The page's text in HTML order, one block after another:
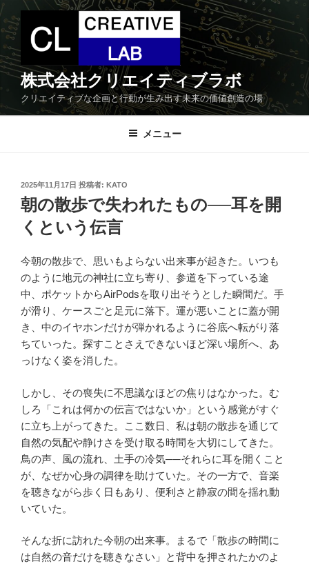
コ
ン
テ
ン
ツ
株式会社クリエイティブラボ
クリエイティブな企画と行動が生み出す未来の価値創造の場
メニュー
投
稿
日:
2025年11月17日 投稿者: KATO
朝の散歩で失われたもの──耳を開
くという伝言
今朝の散歩で、思いもよらない出来事が起きた。いつも
のように地元の神社に立ち寄り、参道を下っている途
中、ポケットからAirPodsを取り出そうとした瞬間だ。手
が滑り、ケースごと足元に落下。運が悪いことに蓋が開
き、中のイヤホンだけが弾かれるように谷底へ転がり落
ちていった。探すことさえできないほど深い場所へ、あ
っけなく姿を消した。
しかし、その喪失に不思議なほどの焦りはなかった。む
しろ「これは何かの伝言ではないか」という感覚がすぐ
に立ち上がってきた。ここ数日、私は朝の散歩を通じて
自然の気配や静けさを受け取る時間を大切にしてきた。
鳥の声、風の流れ、土手の冷気──それらに耳を開くこと
が、なぜか心身の調律を助けていた。その一方で、音楽
を聴きながら歩く日もあり、便利さと静寂の間を揺れ動
いていた。
そんな折に訪れた今朝の出来事。まるで「散歩の時間に
は自然の音だけを聴きなさい」と背中を押されたかのよ